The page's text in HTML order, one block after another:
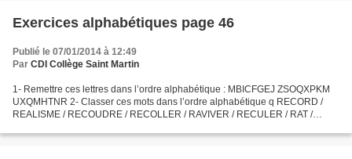
Exercices alphabétiques page 46
Publié le 07/01/2014 à 12:49
Par CDI Collège Saint Martin
1- Remettre ces lettres dans l’ordre alphabétique : MBICFGEJ ZSOQXPKM
UXQMHTNR 2- Classer ces mots dans l’ordre alphabétique q RECORD /
REALISME / RECOUDRE / RECOLLER / RAVIVER / RECULER / RAT /
JAMAIS...